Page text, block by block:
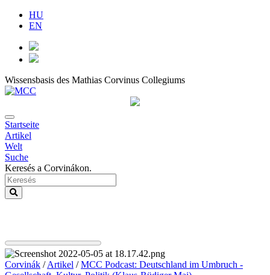
HU
EN
Wissensbasis des Mathias Corvinus Collegiums
Startseite
Artikel
Welt
Suche
Keresés a Corvinákon.
Corvinák /Artikel /MCC Podcast: Deutschland im Umbruch -